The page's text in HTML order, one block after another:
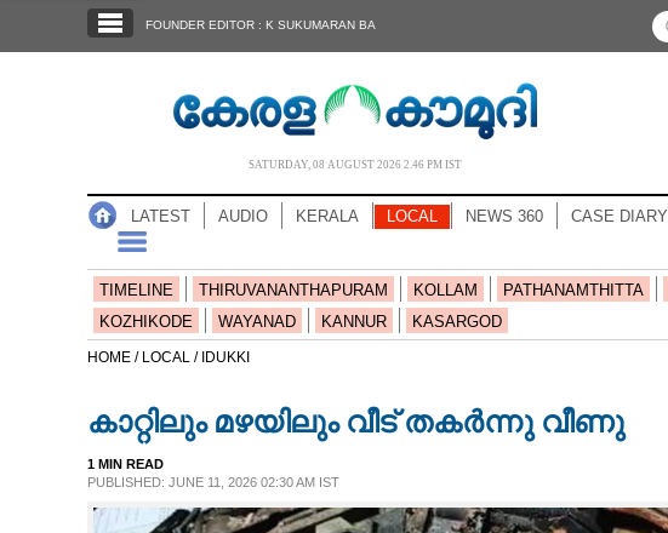
NOTIFIED NEWS
NEWS 360
FOUNDER EDITOR : K SUKUMARAN BA
SATURDAY, 08 AUGUST 2026 2.46 PM IST
LATEST AUDIO KERALA LOCAL NEWS 360 CASE DIARY
TIMELINE THIRUVANANTHAPURAM KOLLAM PATHANAMTHITTA
KOZHIKODE
WAYANAD KANNUR KASARGOD
HOME / LOCAL / IDUKKI
കാറ്റിലും മഴയിലും വീട് തകർന്നു വീണു
1 MIN READ
PUBLISHED: JUNE 11, 2026 02:30 AM IST